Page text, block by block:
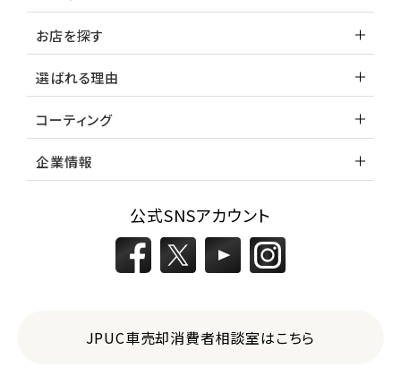
お店を探す
選ばれる理由
コーティング
企業情報
公式SNSアカウント
JPUC車売却消費者相談室はこちら